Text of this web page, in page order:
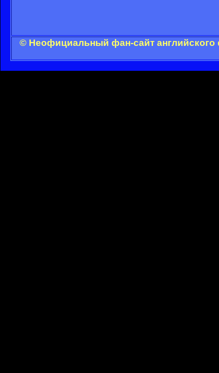
© Неофициальный фан-сайт английского